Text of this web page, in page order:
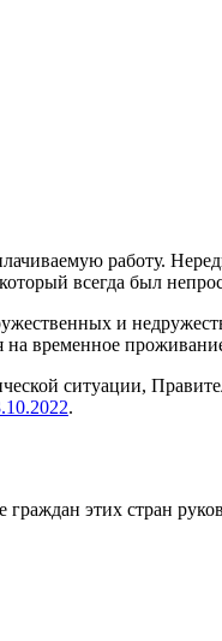
работу.
всегда был
и
на временное
ситуации,
.
этих стран